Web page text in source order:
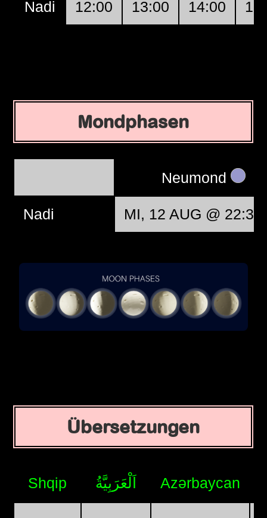
Nadi 12:00 13:00 14:00
Mondphasen
Neumond
Nadi MI, 12 AUG @
Übersetzungen
Shqip اَلْعَرَبِيَّةُ Azərbaycan